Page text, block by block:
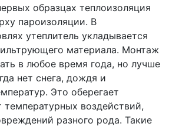
образцах теплоизоляция
пароизоляции. В
утеплитель укладывается
материала. Монтаж
в любое время года, но лучше
нет снега, дождя и
Это оберегает
воздействий,
разного рода. Такие